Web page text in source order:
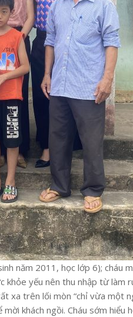
năm 2011, học lớp 6); cháu
yếu nên thu nhập từ
xa trên lối mòn “chỉ vừa một
khách ngồi. Cháu sớm hiểu